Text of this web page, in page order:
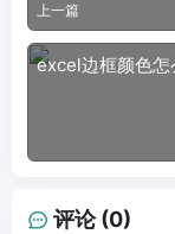
上一篇
excel边框颜色怎
评论 (0)